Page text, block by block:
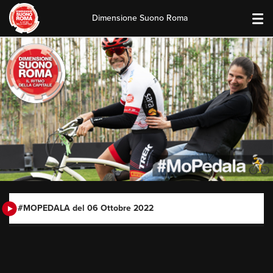
Skip
to
content
Dimensione Suono Roma
#MOPEDALA del 06 Ottobre 2022